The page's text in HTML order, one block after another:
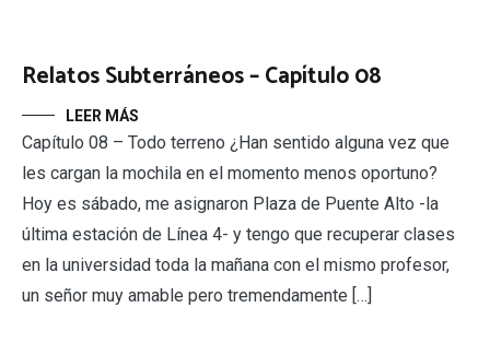
Relatos Subterráneos – Capítulo 08
LEER MÁS
Capítulo 08 – Todo terreno ¿Han sentido alguna vez que
les cargan la mochila en el momento menos oportuno?
Hoy es sábado, me asignaron Plaza de Puente Alto -la
última estación de Línea 4- y tengo que recuperar clases
en la universidad toda la mañana con el mismo profesor,
un señor muy amable pero tremendamente […]